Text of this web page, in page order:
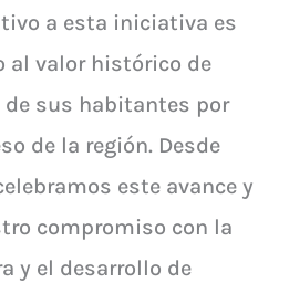
a esta iniciativa es
al valor histórico de
de sus habitantes por
de la región. Desde
este avance y
compromiso con la
y el desarrollo de